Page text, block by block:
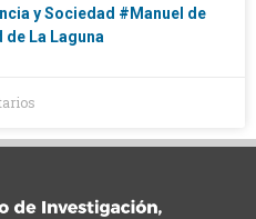
y Sociedad #Manuel de
La Laguna